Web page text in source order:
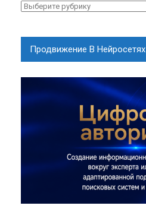
Рубрики
Продвижение В Нейросетях